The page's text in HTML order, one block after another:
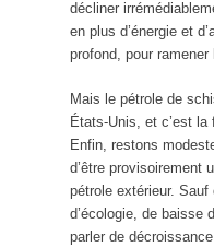
décliner
en plus d’énergie et
profond, pour
Mais le pétrole de
États-Unis, et c’est
Enfin, restons
d’être provisoirement
pétrole extérieur.
d’écologie, de baisse
parler de